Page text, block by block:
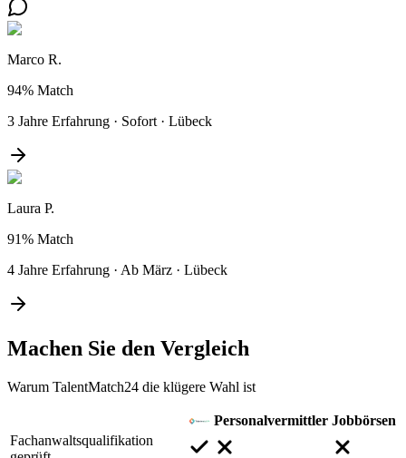
Marco R.
94% Match
3 Jahre Erfahrung · Sofort · Lübeck
Laura P.
91% Match
4 Jahre Erfahrung · Ab März · Lübeck
Machen Sie den Vergleich
Warum TalentMatch24 die klügere Wahl ist
Personalvermittler Jobbörsen
Fachanwaltsqualifikation